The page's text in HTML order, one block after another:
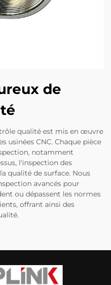
de
qualité est mis en œuvre
usinées CNC. Chaque pièce
notamment
l'inspection des
qualité de surface. Nous
avancés pour
ou dépassent les normes
offrant ainsi des